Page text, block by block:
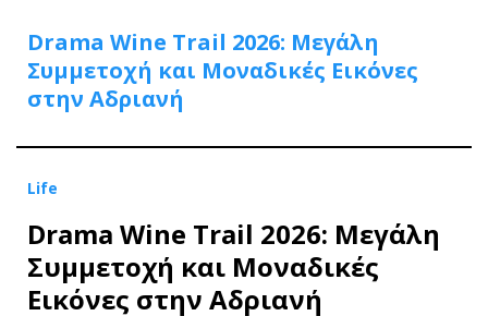
Drama Wine Trail 2026: Μεγάλη
Συμμετοχή και Μοναδικές Εικόνες
στην Αδριανή
Life
Drama Wine Trail 2026: Μεγάλη
Συμμετοχή και Μοναδικές
Εικόνες στην Αδριανή